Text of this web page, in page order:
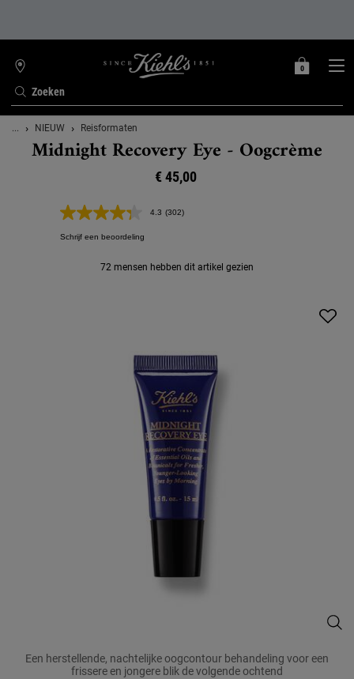
Zoeken
WINKELZOEKER
MIJN
0
0 PRODUCT
Hoofdinhoud
... NIEUW Reisformaten
Midnight Recovery Eye - Oogcrème
€ 45,00
4.3 Lees
paginalink.
(302)
Schrijf een beoordeling
72 mensen hebben dit artikel gezien
Een herstellende, nachtelijke oogcontour behandeling voor een
frissere en jongere blik de volgende ochtend